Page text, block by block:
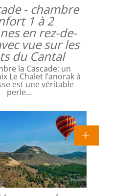
- chambre
1 à 2
en rez-de-
vue sur les
du Cantal
la Cascade: un
Le Chalet l’anorak à
est une véritable
perle…